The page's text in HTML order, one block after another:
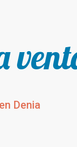
Denia